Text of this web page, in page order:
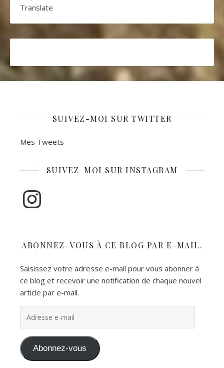
Translate
SUIVEZ-MOI SUR TWITTER
Mes Tweets
SUIVEZ-MOI SUR INSTAGRAM
Instagram
ABONNEZ-VOUS À CE BLOG PAR E-MAIL.
Saisissez votre adresse e-mail pour vous abonner à
ce blog et recevoir une notification de chaque nouvel
article par e-mail.
Abonnez-vous